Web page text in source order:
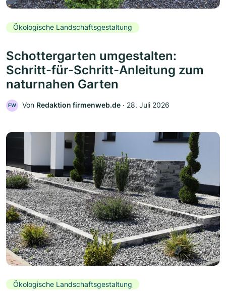
Ökologische Landschaftsgestaltung
Schottergarten umgestalten:
Schritt-für-Schritt-Anleitung zum
naturnahen Garten
FW Von Redaktion firmenweb.de ‧ 28. Juli 2026
Ökologische Landschaftsgestaltung